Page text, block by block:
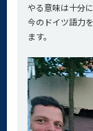
やる意味は十分
今のドイツ語力
ます。